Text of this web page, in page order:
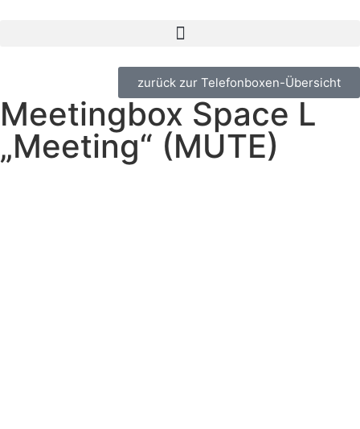
zurück zur Telefonboxen-Übersicht
Meetingbox Space L
„Meeting“ (MUTE)